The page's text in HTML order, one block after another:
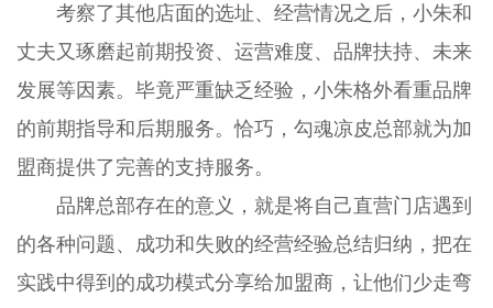
考察了其他店面的选址、经营情况之后，小朱和
丈夫又琢磨起前期投资、运营难度、品牌扶持、未来
发展等因素。毕竟严重缺乏经验，小朱格外看重品牌
的前期指导和后期服务。恰巧，勾魂凉皮总部就为加
盟商提供了完善的支持服务。
品牌总部存在的意义，就是将自己直营门店遇到
的各种问题、成功和失败的经营经验总结归纳，把在
实践中得到的成功模式分享给加盟商，让他们少走弯